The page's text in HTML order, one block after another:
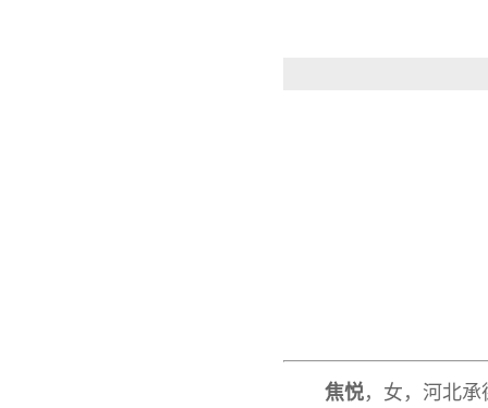
焦悦，女，河北